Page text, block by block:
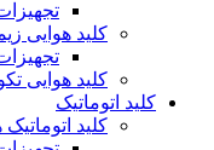
کلید هوایی
کلید هوایی
کلید اتوماتیک
کلید اتوماتیک